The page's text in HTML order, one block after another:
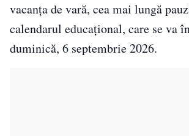
vacanța de vară, cea mai lungă
calendarul educațional, care se va
duminică, 6 septembrie 2026.